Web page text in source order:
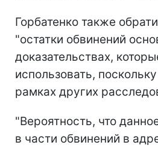
Горбатенко также
"остатки обвинений
доказательствах,
использовать,
рамках других
"Вероятность, что
в части обвинений в